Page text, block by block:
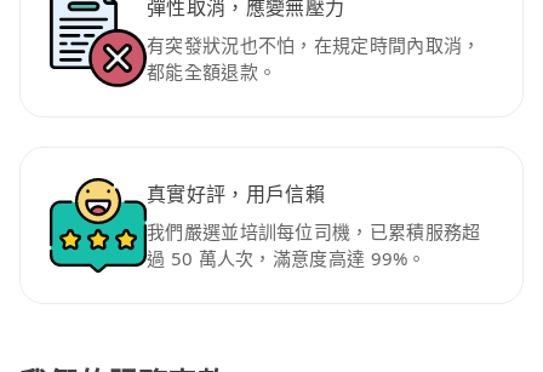
彈性取消，應變無壓力
有突發狀況也不怕，在規定時間內取消，
都能全額退款。
真實好評，用戶信賴
我們嚴選並培訓每位司機，已累積服務超
過 50 萬人次，滿意度高達 99%。